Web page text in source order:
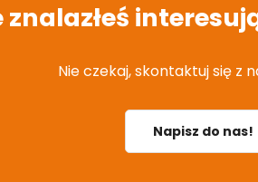
znalazłeś
Nie czekaj, skontaktuj się z
Napisz do nas!